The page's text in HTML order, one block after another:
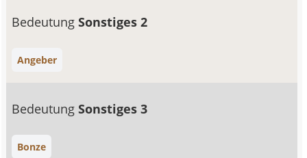
BedeutungSonstiges 2
Angeber
BedeutungSonstiges 3
Bonze